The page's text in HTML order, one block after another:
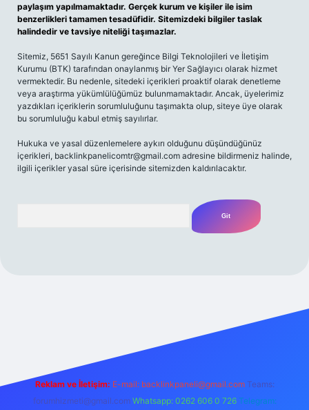
paylaşım yapılmamaktadır. Gerçek kurum ve kişiler ile isim
benzerlikleri tamamen tesadüfidir. Sitemizdeki bilgiler taslak
halindedir ve tavsiye niteliği taşımazlar.
Sitemiz, 5651 Sayılı Kanun gereğince Bilgi Teknolojileri ve İletişim
Kurumu (BTK) tarafından onaylanmış bir Yer Sağlayıcı olarak hizmet
vermektedir. Bu nedenle, sitedeki içerikleri proaktif olarak denetleme
veya araştırma yükümlülüğümüz bulunmamaktadır. Ancak, üyelerimiz
yazdıkları içeriklerin sorumluluğunu taşımakta olup, siteye üye olarak
bu sorumluluğu kabul etmiş sayılırlar.
Hukuka ve yasal düzenlemelere aykırı olduğunu düşündüğünüz
içerikleri, backlinkpanelicomtr@gmail.com adresine bildirmeniz halinde,
ilgili içerikler yasal süre içerisinde sitemizden kaldırılacaktır.
Reklam ve İletişim: E-mail: backlinkpaneli@gmail.com Teams:
forumhizmeti@gmail.com Whatsapp: 0262 606 0 726 Telegram: